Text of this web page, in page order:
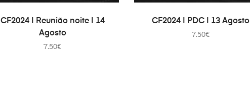
В КОРЗИНУ
CF2024 | Reunião noite | 14
Agosto
7.50€
В КОРЗИНУ
CF2024 | PDC | 13 Agosto
7.50€